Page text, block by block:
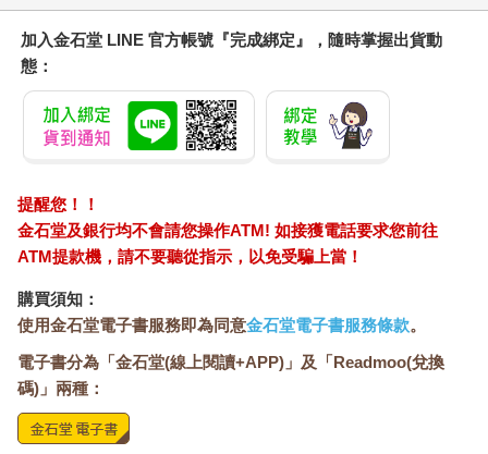
加入金石堂 LINE 官方帳號『完成綁定』，隨時掌握出貨動
態：
提醒您！！
金石堂及銀行均不會請您操作ATM! 如接獲電話要求您前往
ATM提款機，請不要聽從指示，以免受騙上當！
購買須知：
使用金石堂電子書服務即為同意金石堂電子書服務條款。
電子書分為「金石堂(線上閱讀+APP)」及「Readmoo(兌換
碼)」兩種：